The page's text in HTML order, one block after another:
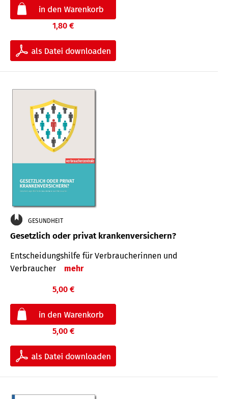
1,80 €
GESUNDHEIT
Gesetzlich oder privat krankenversichern?
Entscheidungshilfe für Verbraucherinnen und
Verbraucher
mehr
5,00 €
5,00 €